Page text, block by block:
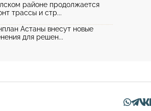
районе продолжается
трассы и стр...
Астаны внесут новые
для решен...